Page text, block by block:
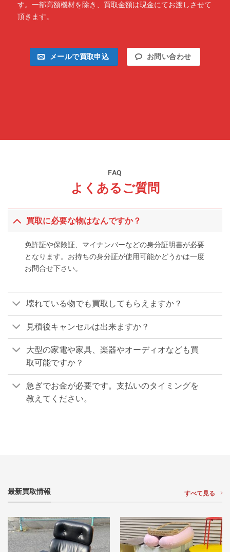
す。一部高額機材を除き、買取金額は現金にてお渡しさせて
頂きます。
メールで買取申込 お問い合わせ
FAQ
よくあるご質問
買取に必要な物はなんですか？
免許証や保険証、マイナンバーなどの身分証明書が必要
となります。お持ちの身分証が使用可能かどうかは一度
お問合せ下さい。
壊れている物でも買取してもらえますか？
見積後キャンセルは出来ますか？
大型の家電や家具、楽器やオーディオなども買
取可能ですか？
急ぎでお金が必要です。支払いのタイミングを
教えてください。
最新買取情報 すべて見る